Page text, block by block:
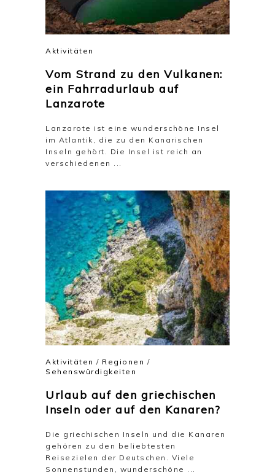
Aktivitäten
Vom Strand zu den Vulkanen:
ein Fahrradurlaub auf
Lanzarote
Lanzarote ist eine wunderschöne Insel
im Atlantik, die zu den Kanarischen
Inseln gehört. Die Insel ist reich an
verschiedenen ...
Aktivitäten / Regionen /
Sehenswürdigkeiten
Urlaub auf den griechischen
Inseln oder auf den Kanaren?
Die griechischen Inseln und die Kanaren
gehören zu den beliebtesten
Reisezielen der Deutschen. Viele
Sonnenstunden, wunderschöne ...